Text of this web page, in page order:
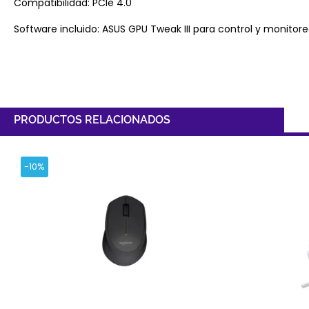
Software incluido: ASUS GPU Tweak III para control y
PRODUCTOS RELACIONADOS
-10%